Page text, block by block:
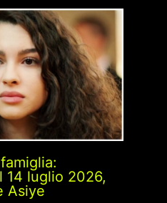
14 luglio 2026,
Asiye